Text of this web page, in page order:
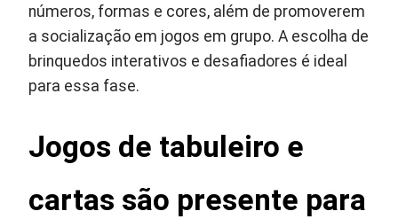
números, formas e cores, além de promoverem
a socialização em jogos em grupo. A escolha de
brinquedos interativos e desafiadores é ideal
para essa fase.
Jogos de tabuleiro e
cartas são presente para